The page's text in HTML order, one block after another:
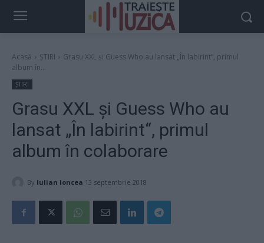
Acasă ȘTIRI
Grasu XXL şi Guess Who au lansat „În labirint“, primul
album în...
ȘTIRI
Grasu XXL şi Guess Who au
lansat „În labirint“, primul
album în colaborare
By Iulian Ioncea 13 septembrie 2018